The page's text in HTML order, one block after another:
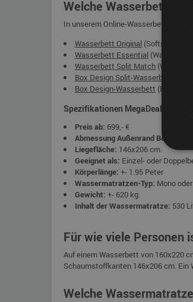
Welche Wasserbetten
In unserem Online-Wasserbetten-
Wasserbett Original (Softside
Wasserbett Essential (Wasserbett
Wasserbett Split Match
Box Design Split-Wasserbett
Box Design-Wasserbett
Spezifikationen MegaDeal
Preis ab: 699,- €
Abmessung Außenrand Bett:
Liegefläche: 146x206 cm.
Geeignet als: Einzel- oder
Körperlänge: +- 1.95 Peter
Wassermatratzen-Typ: Mono
Gewicht: +- 620 kg.
Inhalt der Wassermatratze: 530
Für wie viele Personen
Auf einem Wasserbett von 160x220
Schaumstoffkanten 146x206 cm.
Welche